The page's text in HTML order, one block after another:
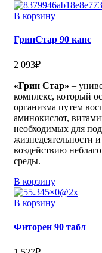
В корзину
ГринСтар 90 капс
2 093₽
«Грин Стар» –
комплекс, который
организма путем
аминокислот,
необходимых для
жизнедеятельности
воздействию
среды.
В корзину
В корзину
Фиторен 90 табл